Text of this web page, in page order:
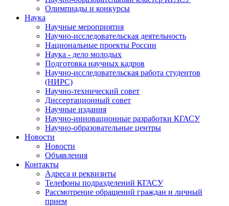
Олимпиады и конкурсы
Наука
Научные мероприятия
Научно-исследовательская деятельность
Национальные проекты России
Наука - дело молодых
Подготовка научных кадров
Научно-исследовательская работа студентов
(НИРС)
Научно-технический совет
Диссертационный совет
Научные издания
Научно-инновационные разработки КГАСУ
Научно-образовательные центры
Новости
Новости
Объявления
Контакты
Адреса и реквизиты
Телефоны подразделений КГАСУ
Рассмотрение обращений граждан и личный
прием